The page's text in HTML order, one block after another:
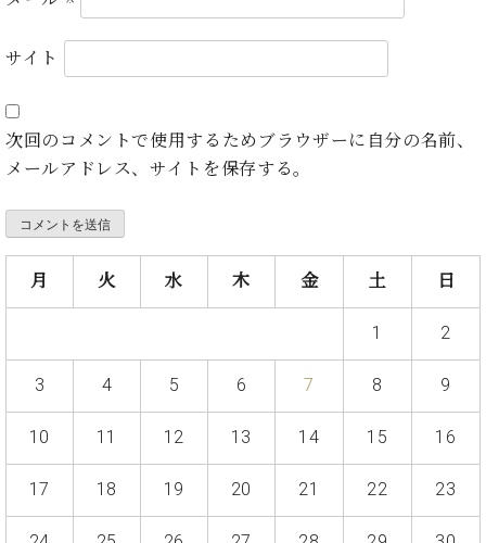
イ
ト
ノ
シ
カ
ミ
ー
室
ア
ノ
ン
シ
ル
ス
トラ
サイト
次回のコメントで使用するためブラウザーに自分の名前、
メールアドレス、サイトを保存する。
月 火 水 木 金 土 日
1 2
3 4 5 6 7 8 9
10 11 12 13 14 15 16
17 18 19 20 21 22 23